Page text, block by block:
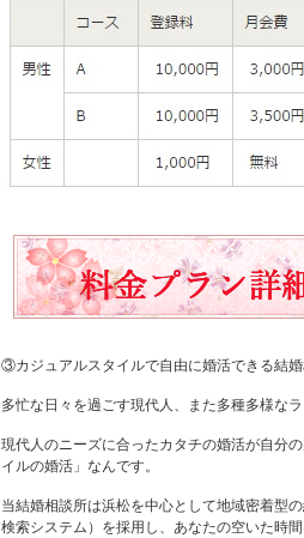
③カジュアルスタイルで自由に婚活できる結
多忙な日々を過ごす現代人、また多種多様な
現代人のニーズに合ったカタチの婚活が自分
イルの婚活」なんです。
当結婚相談所は浜松を中心として地域密着型
検索システム）を採用し、あなたの空いた時